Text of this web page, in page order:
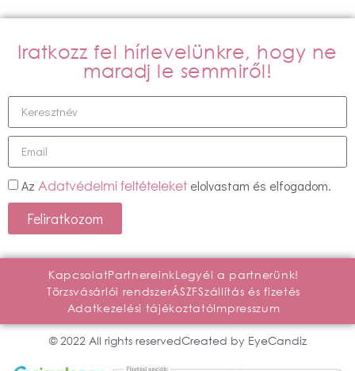
Iratkozz fel hírlevelünkre, hogy ne
maradj le semmiről!
Az Adatvédelmi feltételeket elolvastam és elfogadom.
Feliratkozom
KapcsolatPartnereinkLegyél a partnerünk!
Törzsvásárlói rendszerÁSZFSzállítás és fizetés
Adatkezelési tájékoztatóImpresszum
© 2022 All rights reservedCreated by EyeCandiz